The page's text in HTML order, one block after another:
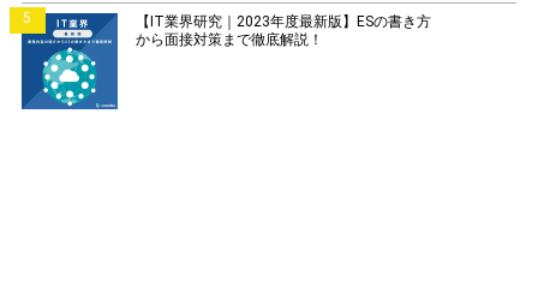
5
【IT業界研究｜2023年度最新版】ESの書き方
から面接対策まで徹底解説！